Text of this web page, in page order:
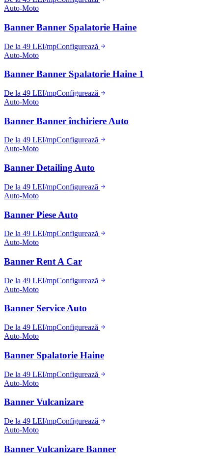
Auto-Moto
Banner Banner Spalatorie Haine
De la 49 LEI/mpConfigurează
Auto-Moto
Banner Banner Spalatorie Haine 1
De la 49 LEI/mpConfigurează
Auto-Moto
Banner Banner închiriere Auto
De la 49 LEI/mpConfigurează
Auto-Moto
Banner Detailing Auto
De la 49 LEI/mpConfigurează
Auto-Moto
Banner Piese Auto
De la 49 LEI/mpConfigurează
Auto-Moto
Banner Rent A Car
De la 49 LEI/mpConfigurează
Auto-Moto
Banner Service Auto
De la 49 LEI/mpConfigurează
Auto-Moto
Banner Spalatorie Haine
De la 49 LEI/mpConfigurează
Auto-Moto
Banner Vulcanizare
De la 49 LEI/mpConfigurează
Auto-Moto
Banner Vulcanizare Banner